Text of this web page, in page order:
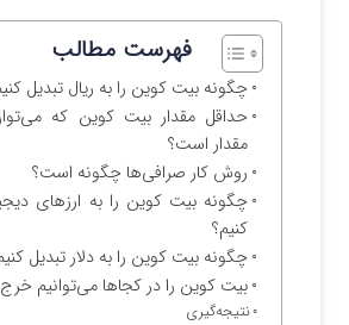
فهرست مطالب
چگونه بیت کوین را به ریال تبدیل
حداقل مقدار بیت کوین که
مقدار است؟
روش کار صرافی‌ها چگونه است؟
چگونه بیت کوین را به ارزهای
کنیم؟
چگونه بیت کوین را به دلار تبدیل
بیت کوین را در کجاها می‌توانیم
نتیجه‌گیری